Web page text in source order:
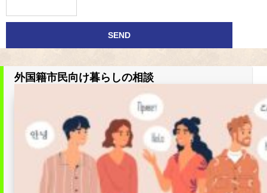
外国籍市民向け暮らしの相談